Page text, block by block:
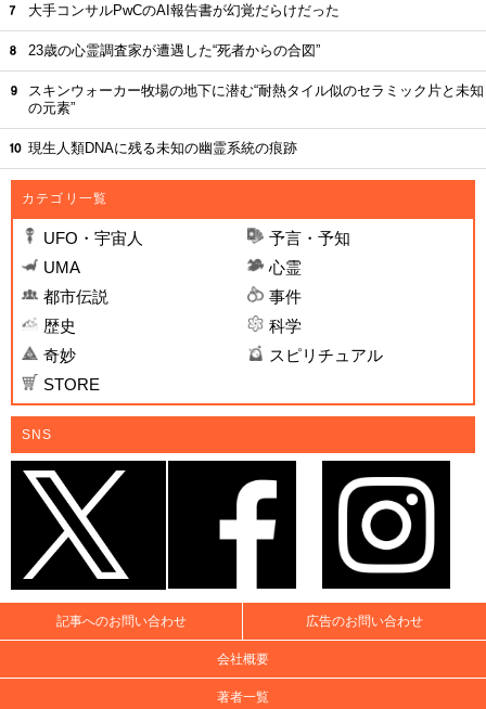
大手コンサルPwCのAI報告書が幻覚だらけだった
23歳の心霊調査家が遭遇した“死者からの合図”
スキンウォーカー牧場の地下に潜む“耐熱タイル似のセラミック片と未知
の元素”
現生人類DNAに残る未知の幽霊系統の痕跡
カテゴリ一覧
UFO・宇宙人
予言・予知
UMA
心霊
都市伝説
事件
歴史
科学
奇妙
スピリチュアル
STORE
SNS
記事へのお問い合わせ 広告のお問い合わせ
会社概要
著者一覧